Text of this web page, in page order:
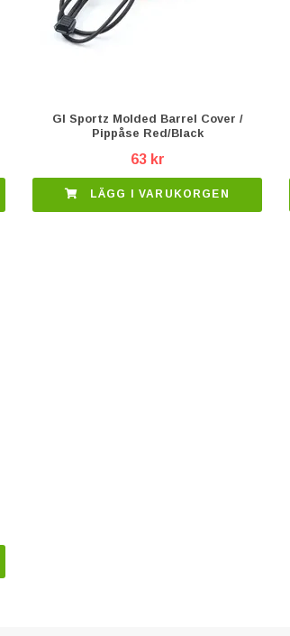
GI Sportz Molded Barrel Cover /
Pippåse Red/Black
63 kr
LÄGG I VARUKORGEN